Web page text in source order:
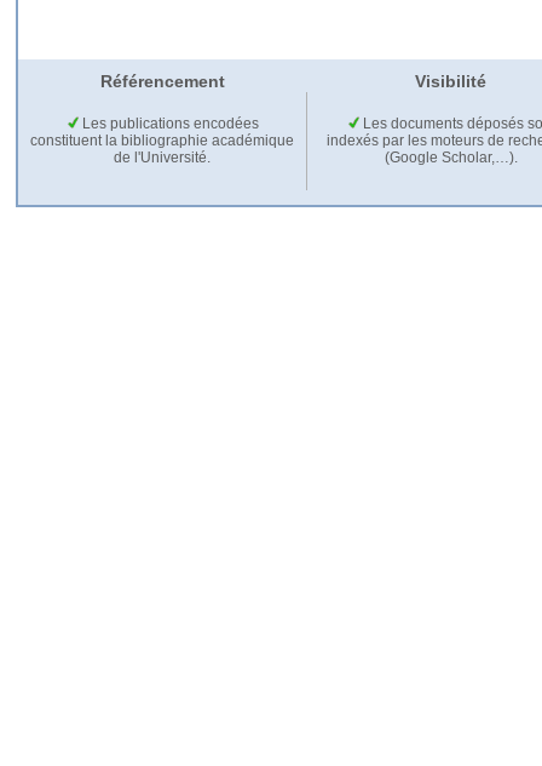
Référencement Visibilité
Les publications encodées
constituent la bibliographie académique
de l'Université.
Les documents déposés
indexés par les moteurs de
(Google Scholar,…).